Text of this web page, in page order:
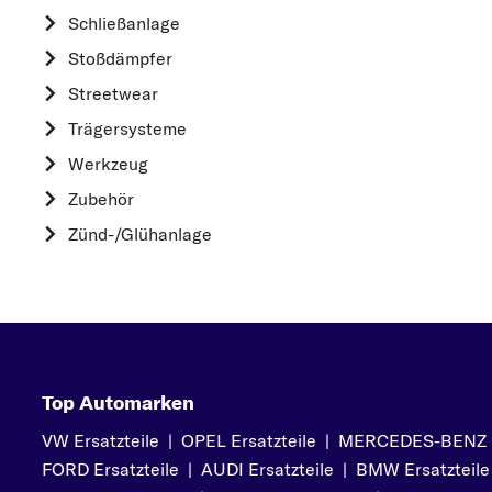
Schließanlage
Stoßdämpfer
Streetwear
Trägersysteme
Werkzeug
Zubehör
Zünd-/Glühanlage
P
PEUGEOT
Top Automarken
VW Ersatzteile | OPEL Ersatzteile | MERCEDES-
FORD Ersatzteile | AUDI Ersatzteile | BMW Ersatzteile